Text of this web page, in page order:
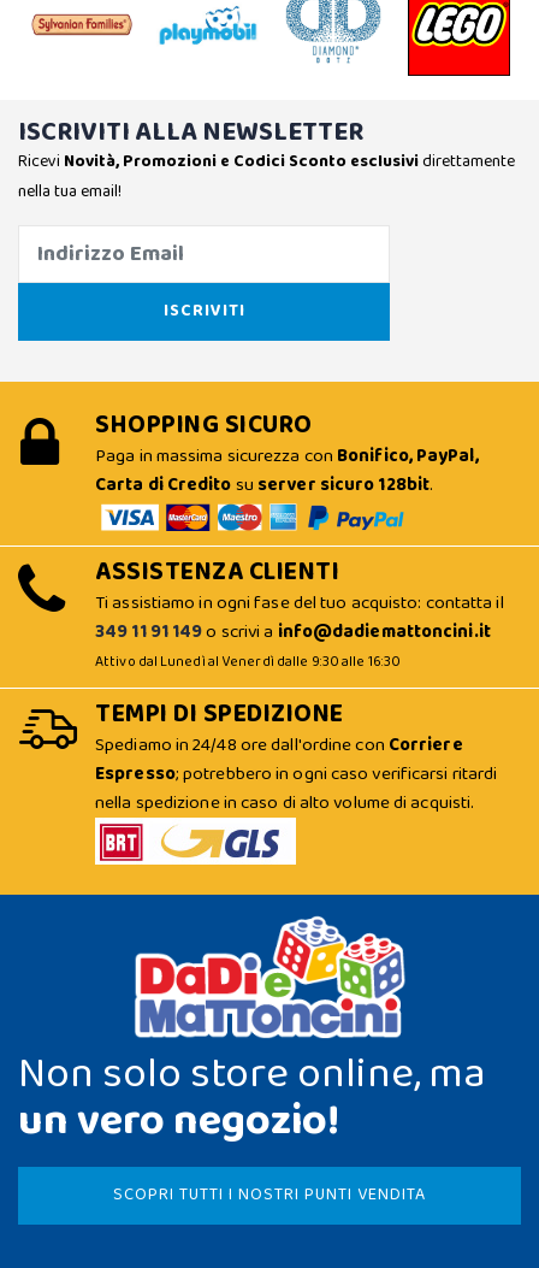
ISCRIVITI ALLA NEWSLETTER
Ricevi Novità, Promozioni e Codici Sconto esclusividirettamente
nella tua email!
SHOPPING SICURO
Paga in massima sicurezza con Bonifico, PayPal,
Carta di Creditosu server sicuro 128bit.
ASSISTENZA CLIENTI
Ti assistiamo in ogni fase del tuo acquisto: contatta il
349 11 91 149o scrivi a info@dadiemattoncini.it
Attivo dal Lunedì al Venerdì dalle 9:30 alle 16:30
TEMPI DI SPEDIZIONE
Spediamo in 24/48 ore dall'ordine con Corriere
Espresso; potrebbero in ogni caso verificarsi ritardi
nella spedizione in caso di alto volume di acquisti.
Non solo store online, ma
un vero negozio!
SCOPRI TUTTI I NOSTRI PUNTI VENDITA